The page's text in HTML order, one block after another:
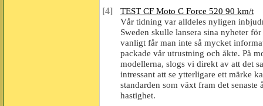
[4]
TEST CF Moto C Force 520 90 km/t
Vår tidning var alldeles nyligen
Sweden skulle lansera sina nyheter
vanligt får man inte så mycket
packade vår utrustning och åkte. På
modellerna, slogs vi direkt av att det
intressant att se ytterligare ett märke
standarden som växt fram det
hastighet.